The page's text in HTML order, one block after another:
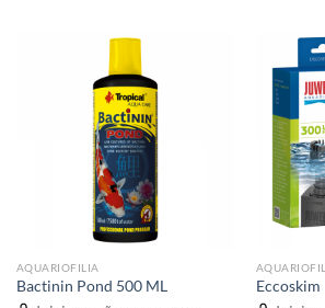
AQUARIOFILIA
Bactinin Pond 500 ML
Eccoskim